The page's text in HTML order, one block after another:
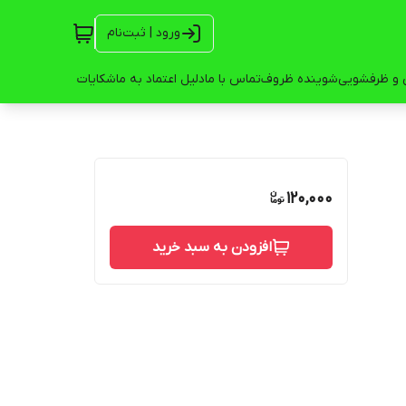
ورود | ثبت‌نام
و ظرفشوییشوینده ظروفتماس با مادلیل اعتماد به ماشکایات
120,000
افزودن به سبد خرید